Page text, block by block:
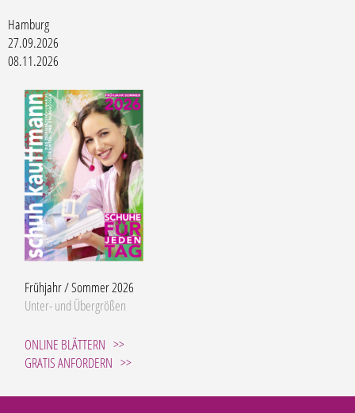
Hamburg
27.09.2026
08.11.2026
Frühjahr / Sommer 2026
Unter- und Übergrößen
ONLINE BLÄTTERN
GRATIS ANFORDERN